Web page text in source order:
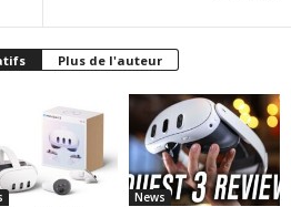
Plus de l'auteur
News